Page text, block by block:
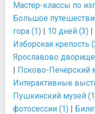
Мастер-классы по
Большое
гора (1) | 10 дней (3) |
Изборская крепость
Ярославово
| Псково-Печерский
Интерактивные
Пушкинский музей
фотосессии (1) |